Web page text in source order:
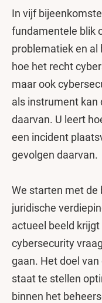
In vijf
fundamentele blik
problematiek en al
hoe het recht
maar ook
als instrument kan
daarvan. U leert
een incident
gevolgen daarvan.
We starten met de
juridische
actueel beeld
cybersecurity
gaan. Het doel
staat te stellen
binnen het